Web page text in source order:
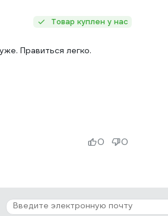
Товар куплен у нас
Правиться легко.
0 0